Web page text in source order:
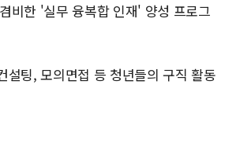
비한 '실무 융복합 인재' 양성 프로그
설팅, 모의면접 등 청년들의 구직 활동